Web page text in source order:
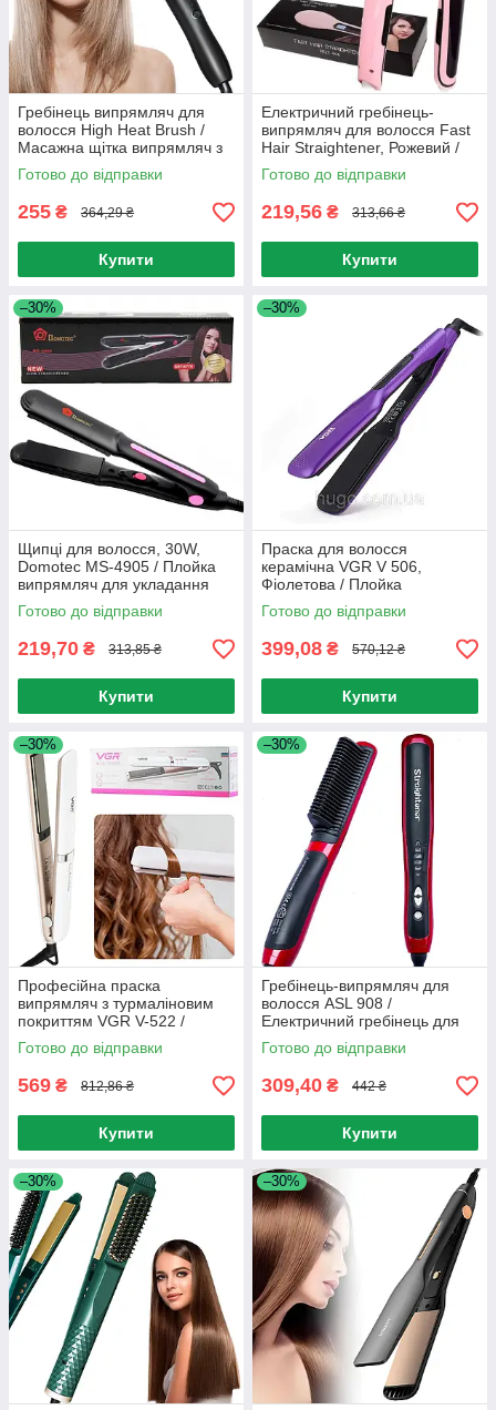
Гребінець випрямляч для
волосся High Heat Brush /
Масажна щітка випрямляч з
насадкою для випрямлення
Готово до відправки
255 ₴ 364,29 ₴
Купити
Електричний гребінець-
випрямляч для волосся Fast
Hair Straightener, Рожевий /
Гребінець для випрямлення
волосся
Готово до відправки
219,56 ₴ 313,66 ₴
Купити
–30%
Щипці для волосся, 30W,
Domotec MS-4905 / Плойка
випрямляч для укладання
волосся з PTC нагрівачем
Готово до відправки
219,70 ₴ 313,85 ₴
Купити
–30%
Праска для волосся
керамічна VGR V 506,
Фіолетова / Плойка
випрямляч для волосся /
Плойка для волосся
Готово до відправки
399,08 ₴ 570,12 ₴
Купити
–30%
Професійна праска
випрямляч з турмаліновим
покриттям VGR V-522 /
Плойка для вирівнювання
волосся
Готово до відправки
569 ₴ 812,86 ₴
Купити
–30%
Гребінець-випрямляч для
волосся ASL 908 /
Електричний гребінець для
випрямлення волосся
Готово до відправки
309,40 ₴ 442 ₴
Купити
–30% –30%